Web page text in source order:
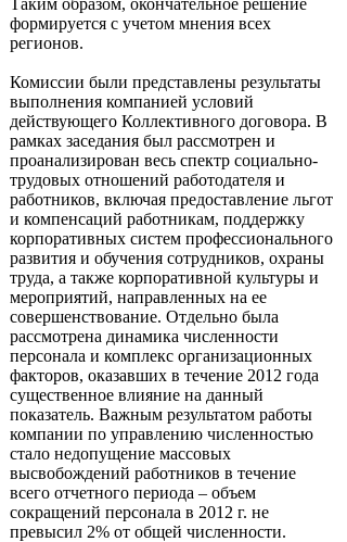
Таким образом, окончательное решение
формируется с учетом мнения всех
регионов.
Комиссии были представлены результаты
выполнения компанией условий
действующего Коллективного договора. В
рамках заседания был рассмотрен и
проанализирован весь спектр социально-
трудовых отношений работодателя и
работников, включая предоставление льгот
и компенсаций работникам, поддержку
корпоративных систем профессионального
развития и обучения сотрудников, охраны
труда, а также корпоративной культуры и
мероприятий, направленных на ее
совершенствование. Отдельно была
рассмотрена динамика численности
персонала и комплекс организационных
факторов, оказавших в течение 2012 года
существенное влияние на данный
показатель. Важным результатом работы
компании по управлению численностью
стало недопущение массовых
высвобождений работников в течение
всего отчетного периода – объем
сокращений персонала в 2012 г. не
превысил 2% от общей численности.